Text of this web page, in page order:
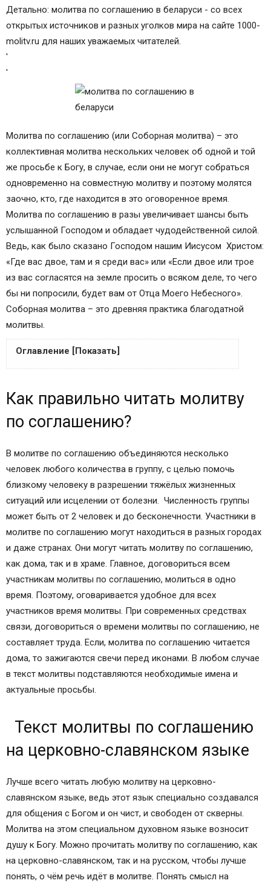
Детально: молитва по соглашению в беларуси - со всех
открытых источников и разных уголков мира на сайте 1000-
molitv.ru для наших уважаемых читателей.
'
'
Молитва по соглашению (или Соборная молитва) – это
коллективная молитва нескольких человек об одной и той
же просьбе к Богу, в случае, если они не могут собраться
одновременно на совместную молитву и поэтому молятся
заочно, кто, где находится в это оговоренное время.
Молитва по соглашению в разы увеличивает шансы быть
услышанной Господом и обладает чудодейственной силой.
Ведь, как было сказано Господом нашим Иисусом Христом:
«Где вас двое, там и я среди вас» или «Если двое или трое
из вас согласятся на земле просить о всяком деле, то чего
бы ни попросили, будет вам от Отца Моего Небесного».
Соборная молитва – это древняя практика благодатной
молитвы.
Оглавление [Показать]
Текст молитвы по соглашению на церковно-
Текст молитвы по соглашению на русском
Чудодейственная сила Молитвы по соглашению
Время
(мск)
Название и пояснение к акафисту
Аудио
Как правильно читать молитву
по соглашению?
В молитве по соглашению объединяются несколько
человек любого количества в группу, с целью помочь
близкому человеку в разрешении тяжёлых жизненных
ситуаций или исцелении от болезни. Численность группы
может быть от 2 человек и до бесконечности. Участники в
молитве по соглашению могут находиться в разных городах
и даже странах. Они могут читать молитву по соглашению,
как дома, так и в храме. Главное, договориться всем
участникам молитвы по соглашению, молиться в одно
время. Поэтому, оговаривается удобное для всех
участников время молитвы. При современных средствах
связи, договориться о времени молитвы по соглашению, не
составляет труда. Если, молитва по соглашению читается
дома, то зажигаются свечи перед иконами. В любом случае
в текст молитвы подставляются необходимые имена и
актуальные просьбы.
Текст молитвы по соглашению
на церковно-славянском языке
Лучше всего читать любую молитву на церковно-
славянском языке, ведь этот язык специально создавался
для общения с Богом и он чист, и свободен от скверны.
Молитва на этом специальном духовном языке возносит
душу к Богу. Можно прочитать молитву по соглашению, как
на церковно-славянском, так и на русском, чтобы лучше
понять, о чём речь идёт в молитве. Понять смысл на